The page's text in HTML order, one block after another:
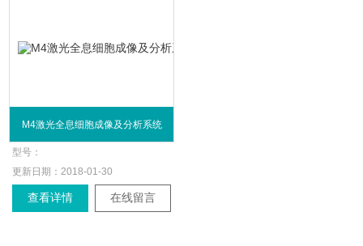
M4激光全息细胞成像及分析系统
型号：
更新日期： 2018-01-30
查看详情 在线留言